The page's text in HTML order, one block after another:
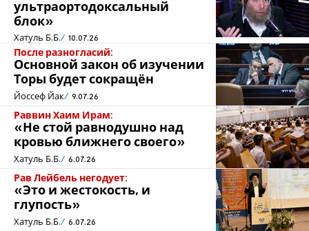
ультраортодоксальный
блок»
Хатуль Б.Б. 10.07.26
После разногласий:
Основной закон об изучении
Торы будет сокращён
Йоссеф Йак 9.07.26
Раввин Хаим Ирам:
«Не стой равнодушно над
кровью ближнего своего»
Хатуль Б.Б. 6.07.26
Рав Лейбель негодует:
«Это и жестокость, и
глупость»
Хатуль Б.Б. 6.07.26